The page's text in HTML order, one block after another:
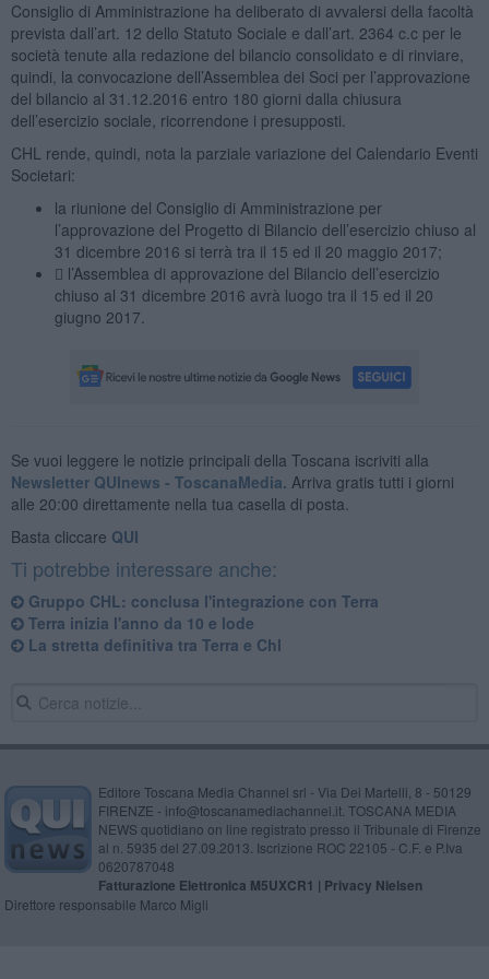
Consiglio di Amministrazione ha deliberato di avvalersi della facoltà
prevista dall’art. 12 dello Statuto Sociale e dall’art. 2364 c.c per le
società tenute alla redazione del bilancio consolidato e di rinviare,
quindi, la convocazione dell’Assemblea dei Soci per l’approvazione
del bilancio al 31.12.2016 entro 180 giorni dalla chiusura
dell’esercizio sociale, ricorrendone i presupposti.
CHL rende, quindi, nota la parziale variazione del Calendario Eventi
Societari:
la riunione del Consiglio di Amministrazione per
l’approvazione del Progetto di Bilancio dell’esercizio chiuso al
31 dicembre 2016 si terrà tra il 15 ed il 20 maggio 2017;
 l’Assemblea di approvazione del Bilancio dell’esercizio
chiuso al 31 dicembre 2016 avrà luogo tra il 15 ed il 20
giugno 2017.
Se vuoi leggere le notizie principali della Toscana iscriviti alla
Newsletter QUInews - ToscanaMedia. Arriva gratis tutti i giorni
alle 20:00 direttamente nella tua casella di posta.
Basta cliccare QUI
Ti potrebbe interessare anche:
Gruppo CHL: conclusa l'integrazione con Terra
Terra inizia l'anno da 10 e lode
La stretta definitiva tra Terra e Chl
Editore Toscana Media Channel srl - Via Dei Martelli, 8 - 50129
FIRENZE - info@toscanamediachannel.it. TOSCANA MEDIA
NEWS quotidiano on line registrato presso il Tribunale di Firenze
al n. 5935 del 27.09.2013. Iscrizione ROC 22105 - C.F. e P.Iva
0620787048
Fatturazione Elettronica M5UXCR1 | Privacy Nielsen
Direttore responsabile Marco Migli